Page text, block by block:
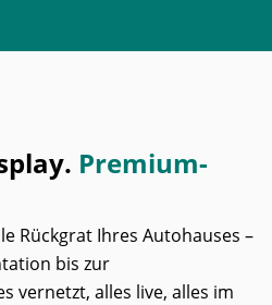
Premium-
Rückgrat Ihres Autohauses –
bis zur
vernetzt, alles live, alles im